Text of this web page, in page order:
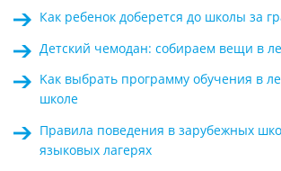
Как ребенок доберется до школы за
Детский чемодан: собираем вещи в
Kак выбрать программу обучения в
школе
Правила поведения в зарубежных
языковых лагерях